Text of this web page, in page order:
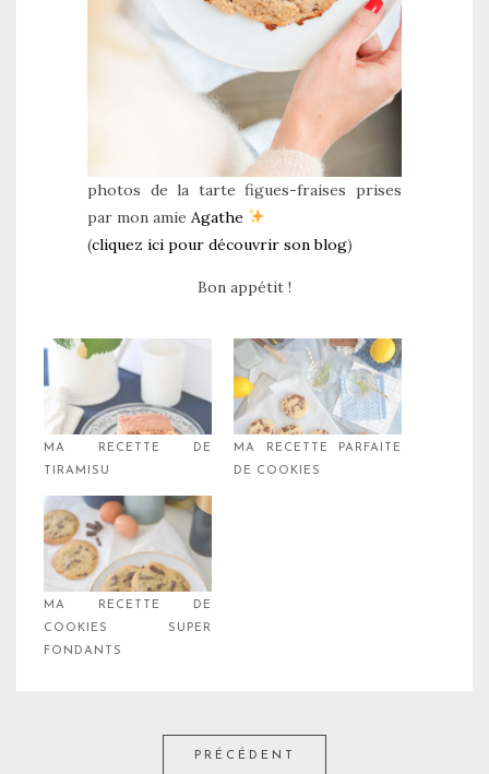
photos de la tarte figues-fraises prises
par mon amie Agathe
(cliquez ici pour découvrir son blog)
Bon appétit !
MA RECETTE DE
TIRAMISU
MA RECETTE PARFAITE
DE COOKIES
MA RECETTE DE
COOKIES SUPER
FONDANTS
PRÉCÉDENT